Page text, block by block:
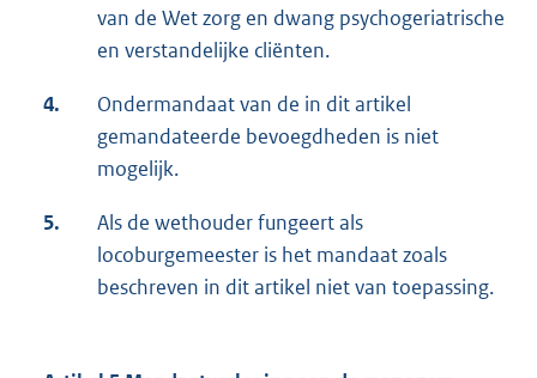
van de Wet zorg en dwang psychogeriatrische
en verstandelijke cliënten.
4.
Ondermandaat van de in dit artikel
gemandateerde bevoegdheden is niet
mogelijk.
5.
Als de wethouder fungeert als
locoburgemeester is het mandaat zoals
beschreven in dit artikel niet van toepassing.